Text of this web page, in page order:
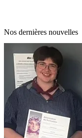
Nos dernières nouvelles